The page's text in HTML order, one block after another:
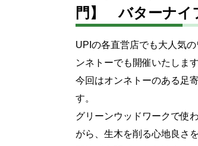
門】 バターナイ
UPIの各直営店でも大人気
ンネトーでも開催いたします
今回はオンネトーのある足
す。
グリーンウッドワークで使
がら、生木を削る心地良さ